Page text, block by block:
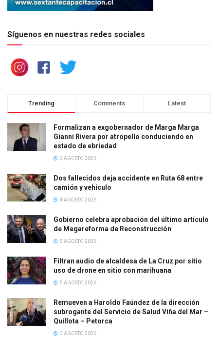
Síguenos en nuestras redes sociales
Trending Comments Latest
Formalizan a exgobernador de Marga Marga
Gianni Rivera por atropello conduciendo en
estado de ebriedad
2 AGOSTO 2026
Dos fallecidos deja accidente en Ruta 68 entre
camión y vehículo
4 AGOSTO 2026
Gobierno celebra aprobación del último artículo
de Megareforma de Reconstrucción
5 AGOSTO 2026
Filtran audio de alcaldesa de La Cruz por sitio
uso de drone en sitio con marihuana
5 AGOSTO 2026
Remueven a Haroldo Faúndez de la dirección
subrogante del Servicio de Salud Viña del Mar –
Quillota – Petorca
3 AGOSTO 2026